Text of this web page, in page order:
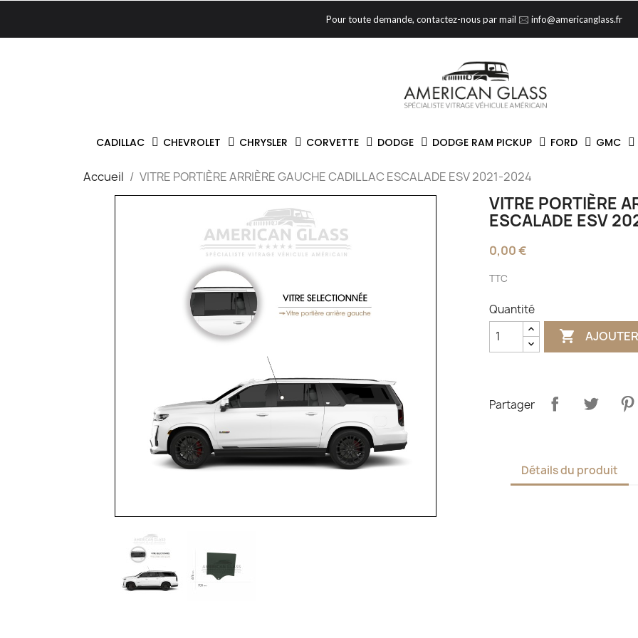
Pour toute demande, contactez-nous par mail 🖂 info@americanglass.fr
CADILLAC CHEVROLET CHRYSLER CORVETTE DODGE DODGE RAM PICKUP FORD GMC
Accueil VITRE PORTIÈRE ARRIÈRE GAUCHE CADILLAC ESCALADE ESV 2021-2024
VITRE PORTIÈRE
ESCALADE ESV
0,00 €
TTC
Quantité

Partager
Détails du produit